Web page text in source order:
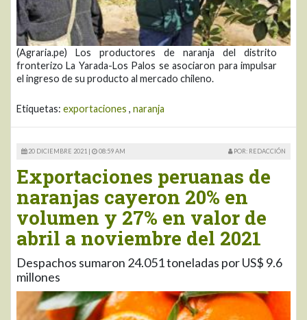
(Agraria.pe) Los productores de naranja del distrito
fronterizo La Yarada-Los Palos se asociaron para impulsar
el ingreso de su producto al mercado chileno.
Etiquetas: exportaciones , naranja
20 DICIEMBRE 2021 | 08:59 AM POR: REDACCIÓN
Exportaciones peruanas de
naranjas cayeron 20% en
volumen y 27% en valor de
abril a noviembre del 2021
Despachos sumaron 24.051 toneladas por US$ 9.6
millones